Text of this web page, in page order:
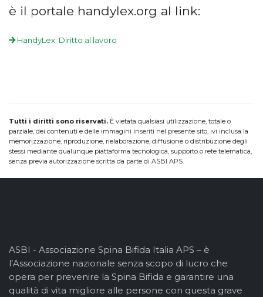
è il portale handylex.org al link:
HandyLex: Diritto al lavoro
Tutti i diritti sono riservati. È vietata qualsiasi utilizzazione, totale o
parziale, dei contenuti e delle immagini inseriti nel presente sito, ivi inclusa la
memorizzazione, riproduzione, rielaborazione, diffusione o distribuzione degli
stessi mediante qualunque piattaforma tecnologica, supporto o rete telematica,
senza previa autorizzazione scritta da parte di ASBI APS.
ASBI - Associazione Spina Bifida Italia APS – è
l’Associazione nazionale senza scopo di lucro che
opera per prevenire la Spina Bifida e garantire una
qualità di vita migliore alle persone con questa grave